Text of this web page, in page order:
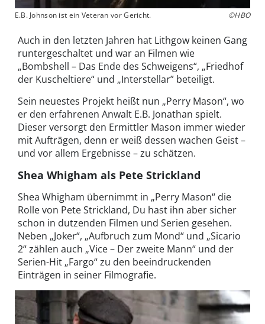
E.B. Johnson ist ein Veteran vor Gericht. ©HBO
Auch in den letzten Jahren hat Lithgow keinen Gang
runtergeschaltet und war an Filmen wie
„Bombshell – Das Ende des Schweigens“, „Friedhof
der Kuscheltiere“ und „Interstellar” beteiligt.
Sein neuestes Projekt heißt nun „Perry Mason“, wo
er den erfahrenen Anwalt E.B. Jonathan spielt.
Dieser versorgt den Ermittler Mason immer wieder
mit Aufträgen, denn er weiß dessen wachen Geist –
und vor allem Ergebnisse – zu schätzen.
Shea Whigham als Pete Strickland
Shea Whigham übernimmt in „Perry Mason“ die
Rolle von Pete Strickland, Du hast ihn aber sicher
schon in dutzenden Filmen und Serien gesehen.
Neben „Joker“, „Aufbruch zum Mond“ und „Sicario
2“ zählen auch „Vice – Der zweite Mann“ und der
Serien-Hit „Fargo“ zu den beeindruckenden
Einträgen in seiner Filmografie.